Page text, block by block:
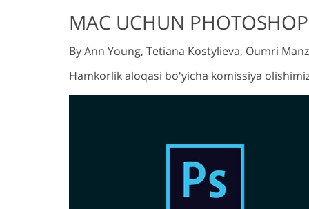
Lightroom Presets
Entire LR Preset
Collections
Mobile Collection
MAC UCHUN PHOTOSHOP
ByAnn Young, Tetiana Kostylieva, Oumri
Hamkorlik aloqasi bo'yicha komissiya